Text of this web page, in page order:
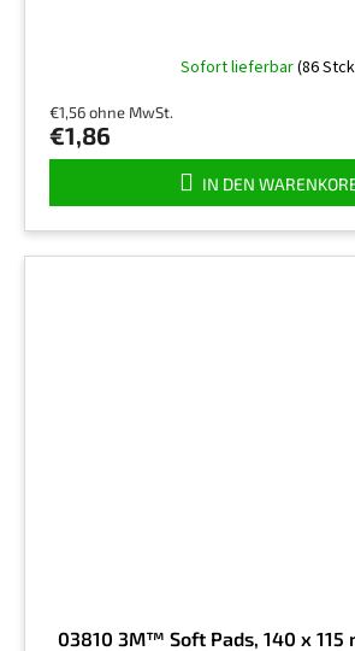
Die
5
Sofort lieferbar(86
€1,56 ohne MwSt.
€1,86
IN DEN
03810 3M™ Soft Pads, 140 x 115